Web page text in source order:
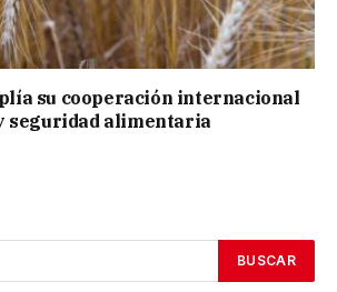
su cooperación internacional
seguridad alimentaria